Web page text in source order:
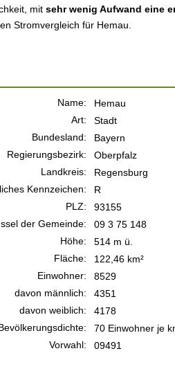
mit sehr wenig Aufwand eine
Stromvergleich für Hemau.
Name:
Hemau
Art:
Stadt
Bundesland:
Bayern
Regierungsbezirk:
Oberpfalz
Landkreis:
Regensburg
Kennzeichen:
R
PLZ:
93155
der Gemeinde:
09 3 75 148
Höhe:
514 m ü.
Fläche:
122,46 km²
Einwohner:
8529
davon männlich:
4351
davon weiblich:
4178
70 Einwohner je
Vorwahl:
09491